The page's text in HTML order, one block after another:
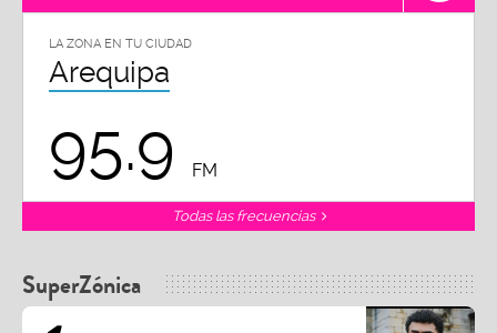
LA ZONA EN TU CIUDAD
Arequipa
95.9 FM
Todas las frecuencias
SuperZónica